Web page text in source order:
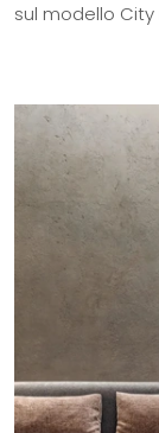
sul modello